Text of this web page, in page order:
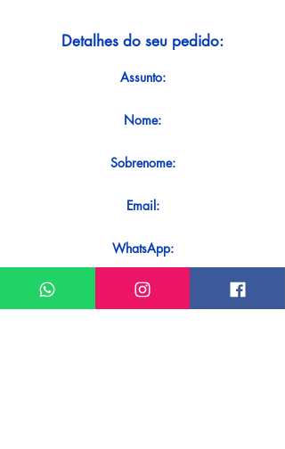
Detalhes do seu pedido:
Assunto:
Nome:
Sobrenome:
Email:
WhatsApp:
Mensagem: